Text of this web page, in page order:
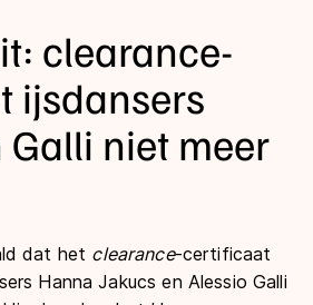
clearance-
ijsdansers
Galli niet meer
dat het clearance-certificaat
Hanna Jakucs en Alessio Galli